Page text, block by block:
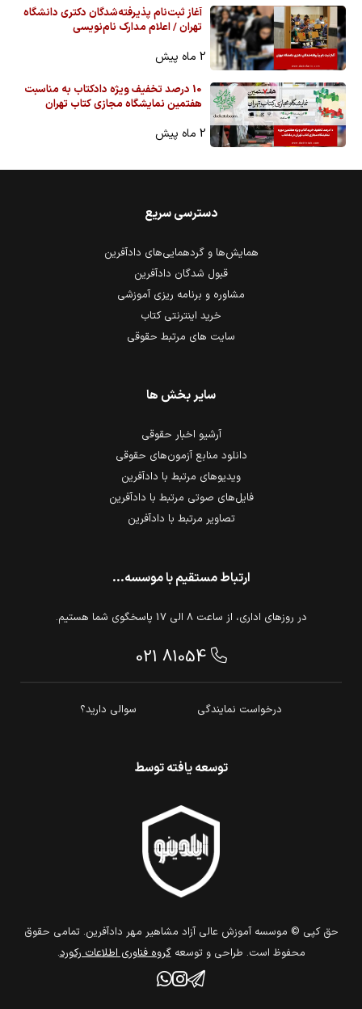
آغاز ثبت‌نام پذیرفته‌شدگان دکتری دانشگاه
تهران / اعلام مدارک نام‌نویسی
2 ماه پیش
10 درصد تخفیف ویژه دادکتاب به مناسبت
هفتمین نمایشگاه مجازی کتاب تهران
2 ماه پیش
ارتباط مستقیم با موسسه...
در روزهای اداری، از ساعت 8 الی 17 پاسخگوی شما هستیم.
021 81054
درخواست نمایندگی سوالی دارید؟
دسترسی سریع
همایش‌ها و گردهمایی‌های دادآفرین
قبول شدگان دادآفرین
مشاوره و برنامه ریزی آموزشی
خرید اینترنتی کتاب
سایت های مرتبط حقوقی
سایر بخش ها
آرشیو اخبار حقوقی
دانلود منابع آزمون‌های حقوقی
ویدیوهای مرتبط با دادآفرین
فایل‌های صوتی مرتبط با دادآفرین
تصاویر مرتبط با دادآفرین
توسعه یافته توسط
حق كپي © موسسه آموزش عالی آزاد مشاهیر مهر دادآفرین. تمامي حقوق
محفوظ است. طراحي و توسعهگروه فناوري اطلاعات ركورد.